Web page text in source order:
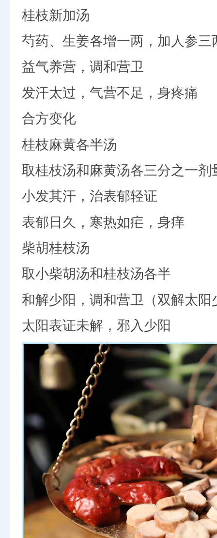
桂枝新加汤
芍药、生姜各增一两，加人参三
益气养营，调和营卫
发汗太过，气营不足，身疼痛
合方变化
桂枝麻黄各半汤
取桂枝汤和麻黄汤各三分之一剂
小发其汗，治表郁轻证
表郁日久，寒热如疟，身痒
柴胡桂枝汤
取小柴胡汤和桂枝汤各半
和解少阳，调和营卫（双解太阳
太阳表证未解，邪入少阳